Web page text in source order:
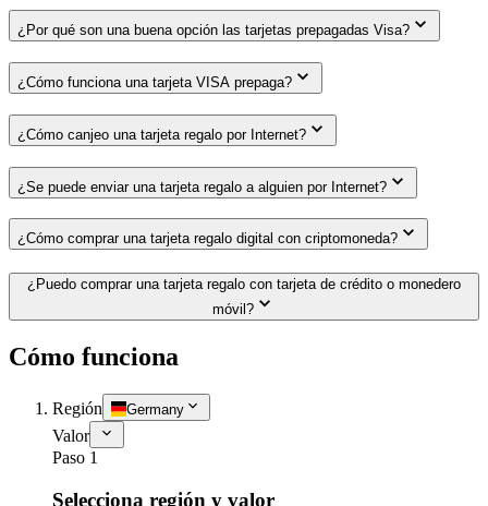
¿Por qué son una buena opción las tarjetas prepagadas Visa?
¿Cómo funciona una tarjeta VISA prepaga?
¿Cómo canjeo una tarjeta regalo por Internet?
¿Se puede enviar una tarjeta regalo a alguien por Internet?
¿Cómo comprar una tarjeta regalo digital con criptomoneda?
¿Puedo comprar una tarjeta regalo con tarjeta de crédito o monedero
móvil?
Cómo funciona
Región Germany
Valor
Paso 1
Selecciona región y valor